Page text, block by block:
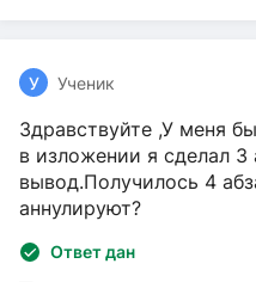
У Ученик
Здравствуйте ,У меня
в изложении я сделал 3
вывод.Получилось 4
аннулируют?
Ответ дан